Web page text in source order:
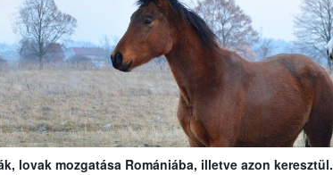
lovak mozgatása Romániába, illetve azon keresztül.